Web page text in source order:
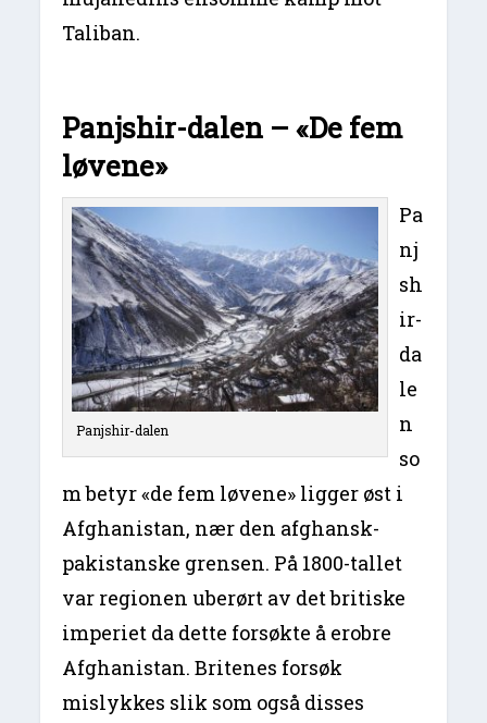
Taliban.
Panjshir-dalen – «De fem
løvene»
Panjshir-dalen
Pa
nj
sh
ir-
da
le
n
so
m betyr «de fem løvene» ligger øst i
Afghanistan, nær den afghansk-
pakistanske grensen. På 1800-tallet
var regionen uberørt av det britiske
imperiet da dette forsøkte å erobre
Afghanistan. Britenes forsøk
mislykkes slik som også disses